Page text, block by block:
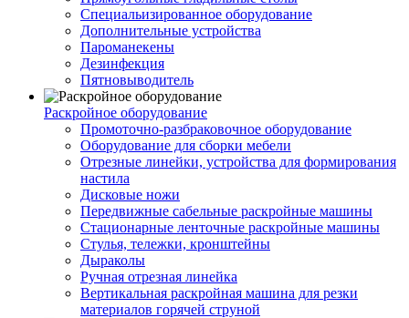
Специальизированное оборудование
Дополнительные устройства
Пароманекены
Дезинфекция
Пятновыводитель
Раскройное оборудование
Промоточно-разбраковочное оборудование
Оборудование для сборки мебели
Отрезные линейки, устройства для формирования
настила
Дисковые ножи
Передвижные сабельные раскройные машины
Стационарные ленточные раскройные машины
Стулья, тележки, кронштейны
Дыраколы
Ручная отрезная линейка
Вертикальная раскройная машина для резки
материалов горячей струной